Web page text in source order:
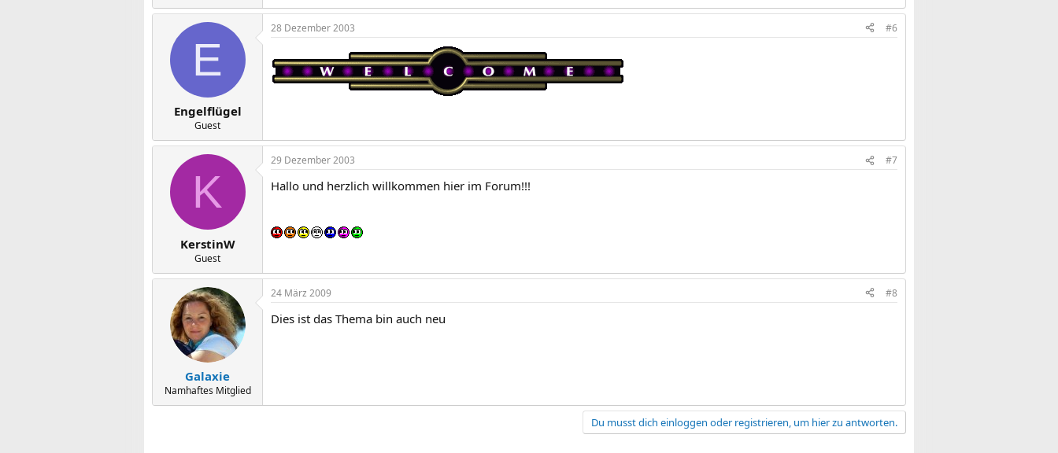
E
Engelflügel
Guest
28 Dezember 2003 #6
K
KerstinW
Guest
29 Dezember 2003 #7
Hallo und herzlich willkommen hier im Forum!!!
Galaxie
Namhaftes Mitglied
24 März 2009 #8
Dies ist das Thema bin auch neu
Du musst dich einloggen oder registrieren, um hier zu antworten.